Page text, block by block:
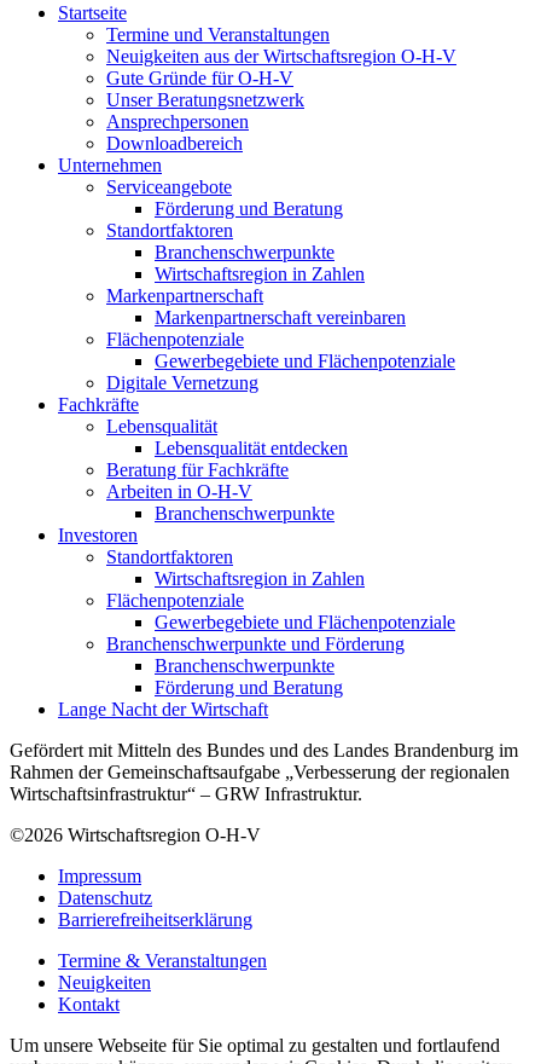
Startseite
Termine und Veranstaltungen
Neuigkeiten aus der Wirtschaftsregion O-H-V
Gute Gründe für O-H-V
Unser Beratungsnetzwerk
Ansprechpersonen
Downloadbereich
Unternehmen
Serviceangebote
Förderung und Beratung
Standortfaktoren
Branchenschwerpunkte
Wirtschaftsregion in Zahlen
Markenpartnerschaft
Markenpartnerschaft vereinbaren
Flächenpotenziale
Gewerbegebiete und Flächenpotenziale
Digitale Vernetzung
Fachkräfte
Lebensqualität
Lebensqualität entdecken
Beratung für Fachkräfte
Arbeiten in O-H-V
Branchenschwerpunkte
Investoren
Standortfaktoren
Wirtschaftsregion in Zahlen
Flächenpotenziale
Gewerbegebiete und Flächenpotenziale
Branchenschwerpunkte und Förderung
Branchenschwerpunkte
Förderung und Beratung
Lange Nacht der Wirtschaft
Gefördert mit Mitteln des Bundes und des Landes Brandenburg im
Rahmen der Gemeinschaftsaufgabe „Verbesserung der regionalen
Wirtschaftsinfrastruktur“ – GRW Infrastruktur.
©2026 Wirtschaftsregion O-H-V
Impressum
Datenschutz
Barrierefreiheitserklärung
Termine & Veranstaltungen
Neuigkeiten
Kontakt
Um unsere Webseite für Sie optimal zu gestalten und fortlaufend